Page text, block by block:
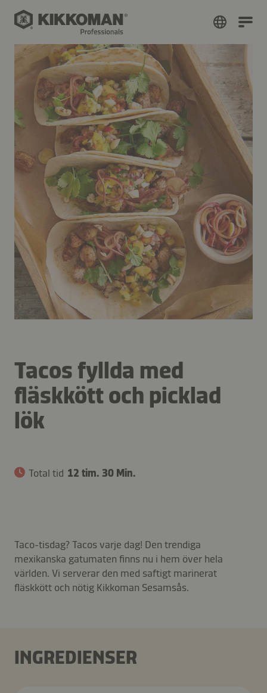
Tacos fyllda med
fläskkött och picklad
lök
Total tid 12 tim. 30 Min.
Taco-tisdag? Tacos varje dag! Den trendiga
mexikanska gatumaten finns nu i hem över hela
världen. Vi serverar den med saftigt marinerat
fläskkött och nötig Kikkoman Sesamsås.
INGREDIENSER